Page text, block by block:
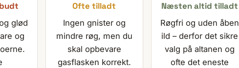
glød
og
Ofte tilladt
Ingen gnister og
mindre røg, men du
skal opbevare
gasflasken korrekt.
Næsten altid tilladt
Røgfri og uden åben
ild – derfor det sikre
valg på altanen og
ofte det eneste